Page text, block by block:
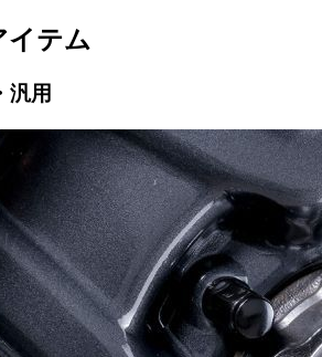
イテム
汎用